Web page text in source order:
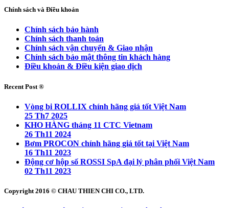
Chính sách và Điều khoản
Chính sách bảo hành
Chính sách thanh toán
Chính sách vận chuyển & Giao nhận
Chính sách bảo mật thông tin khách hàng
Điều khoản & Điều kiện giao dịch
Recent Post ®
Vòng bi ROLLIX chính hãng giá tốt Việt Nam
25 Th7 2025
KHO HÀNG tháng 11 CTC Vietnam
26 Th11 2024
Bơm PROCON chính hãng giá tốt tại Việt Nam
16 Th11 2023
Động cơ hộp số ROSSI SpA đại lý phân phối Việt Nam
02 Th11 2023
Copyright 2016 © CHAU THIEN CHI CO., LTD.